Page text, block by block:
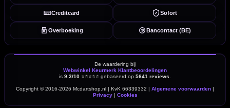
Creditcard Sofort
Overboeking Bancontact (BE)
De waardering bij
Webwinkel Keurmerk Klantbeoordelingen
is 9.3/10 ⭐⭐⭐⭐⭐ gebaseerd op 5641 reviews
Copyright © 2016-2026 Mcdartshop.nl | KvK 66339332 | Algemene voorwaarden |
Privacy| Cookies